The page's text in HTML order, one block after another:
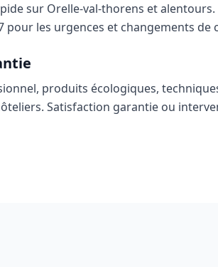
sur Orelle-val-thorens et alentours.
pour les urgences et changements de
produits écologiques,
Satisfaction garantie ou